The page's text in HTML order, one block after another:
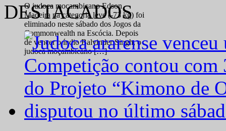
O judoca moçambicano Edson
Madeira na categoria leve (-73 kg) foi
eliminado neste sábado dos Jogos da
Commonwealth na Escócia. Depois
de vencer o índio Balvinder Singh, o
judoca moçambicano […]
DESTACADOS